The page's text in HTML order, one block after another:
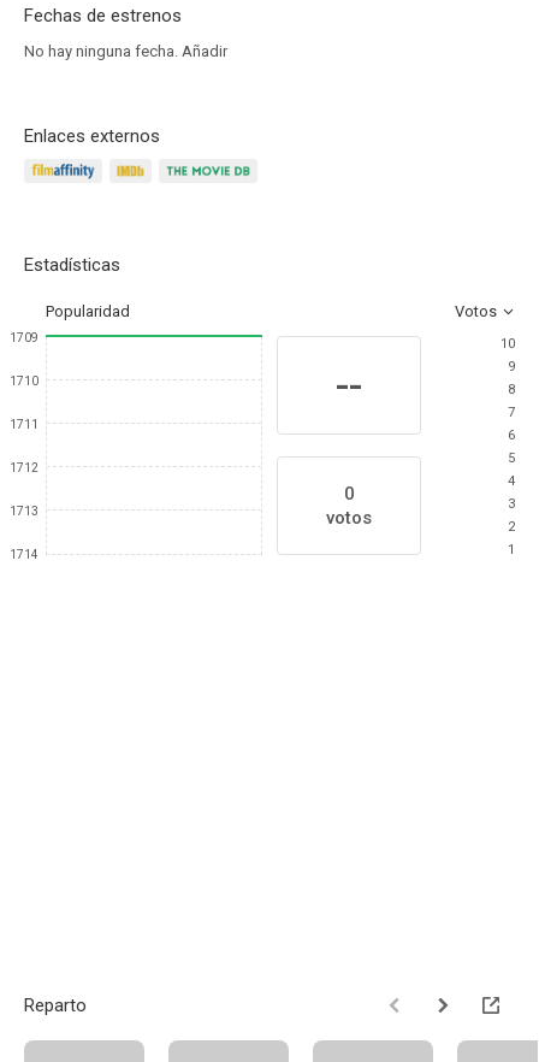
Fechas de estrenos
No hay ninguna fecha. Añadir
Enlaces externos
Estadísticas
Popularidad Votos
1709
1710
1711
1712
1713
1714
--
0
votos
10
9
8
7
6
5
4
3
2
1
Reparto